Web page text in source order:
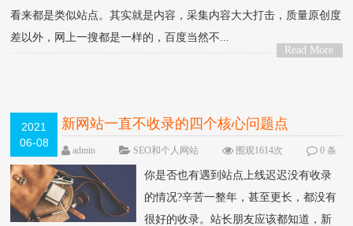
看来都是类似站点。其实就是内容，采集内容大大打击，质量原创度
差以外，网上一搜都是一样的，百度当然不...
Read More
2021
06-08
新网站一直不收录的四个核心问题点
admin SEO和个人网站 围观1614次
0 条
评论
你是否也有遇到站点上线迟迟没有收录
的情况?辛苦一整年，甚至更长，都没有
很好的收录。站长朋友应该都知道，新